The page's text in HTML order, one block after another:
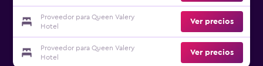
Proveedor para Queen Valery
Hotel
Ver precios
Proveedor para Queen Valery
Hotel
Ver precios